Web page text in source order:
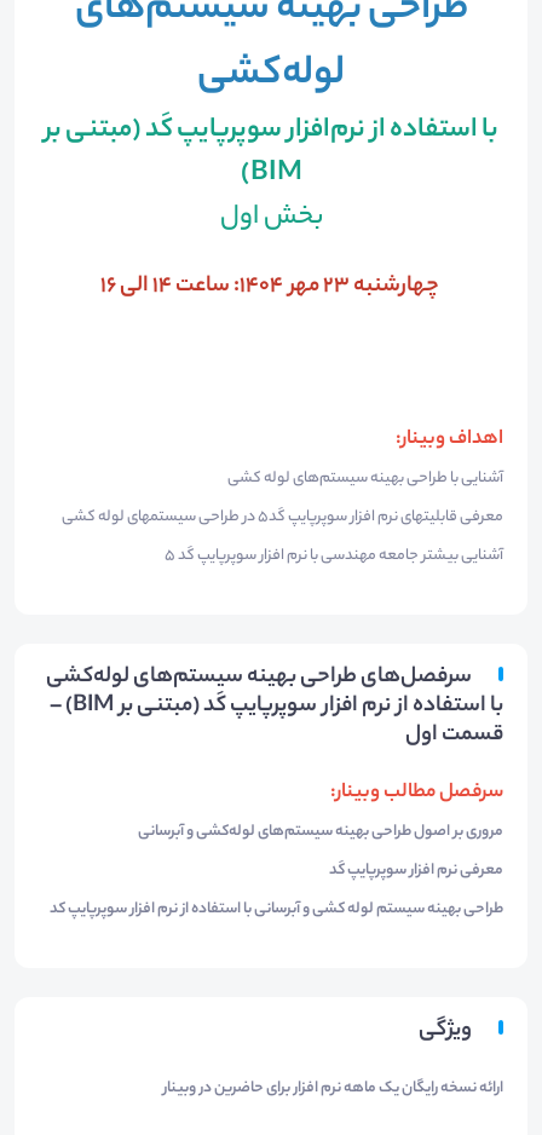
لوله‌کشی
با استفاده از نرم‌افزار سوپرپایپ کَد (مبتنی بر
BIM)
بخش اول
چهارشنبه 23 مهر 1404: ساعت 14 الی 16
اهداف وبینار:
آشنایی با طراحی بهینه سیستم‌های لوله کشی
معرفی قابلیتهای نرم افزار سوپرپایپ کَد5 در طراحی سیستمهای لوله کشی
آشنایی بیشتر جامعه مهندسی با نرم افزار سوپرپایپ کَد 5
سرفصل‌های طراحی بهینه سیستم‌های لوله‌کشی
با استفاده از نرم افزار سوپرپایپ کَد (مبتنی بر BIM) –
قسمت اول
سرفصل مطالب وبینار:
مروری بر اصول طراحی بهینه سیستم‌های لوله‌کشی و آبرسانی
معرفی نرم افزار سوپرپایپ کَد
طراحی بهینه سیستم لوله کشی و آبرسانی با استفاده از نرم افزار سوپرپایپ کد
ویژگی
ارائه نسخه رایگان یک ماهه نرم افزار برای حاضرین در وبینار